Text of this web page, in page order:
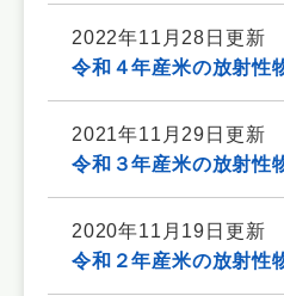
2022年11月28日更新
令和４年産米の放射性
2021年11月29日更新
令和３年産米の放射性
2020年11月19日更新
令和２年産米の放射性